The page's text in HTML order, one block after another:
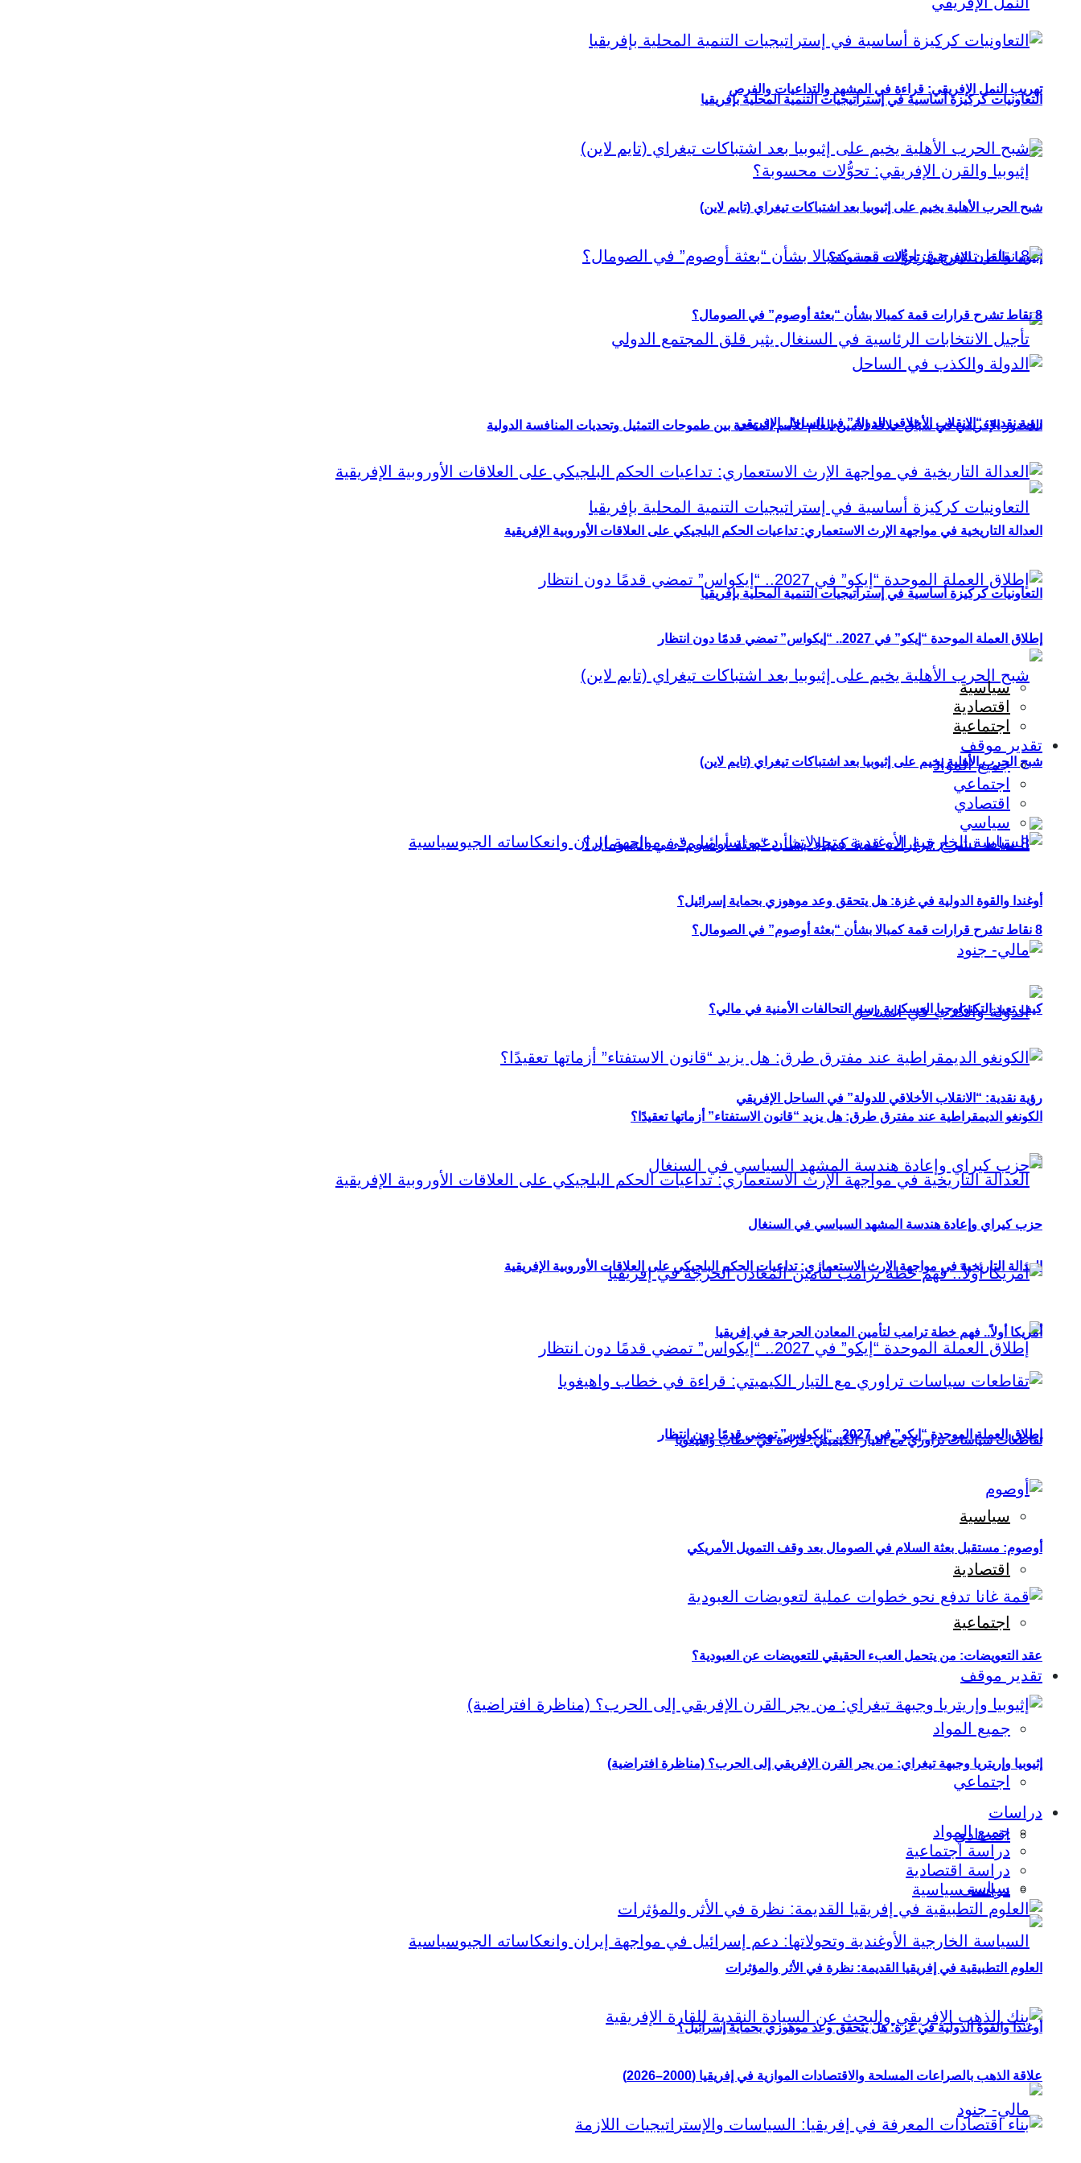
تهريب النمل الإفريقي: قراءة في المشهد والتداعيات والفرص
إثيوبيا والقرن الإفريقي: تحوُّلات محسوبة؟
الحضور الإفريقي في سباق خلافة الأمين العام للأمم المتحدة بين طموحات التمثيل وتحديات المنافسة الدولية
التعاونيات كركيزة أساسية في إستراتيجيات التنمية المحلية بإفريقيا
شبح الحرب الأهلية يخيم على إثيوبيا بعد اشتباكات تيغراي (تايم لاين)
8 نقاط تشرح قرارات قمة كمبالا بشأن “بعثة أوصوم” في الصومال؟
رؤية نقدية: “الانقلاب الأخلاقي للدولة” في الساحل الإفريقي
العدالة التاريخية في مواجهة الإرث الاستعماري: تداعيات الحكم البلجيكي على العلاقات الأوروبية الإفريقية
إطلاق العملة الموحدة “إيكو” في 2027.. “إيكواس” تمضي قدمًا دون انتظار
سياسية
اقتصادية
اجتماعية
تقدير موقف
جميع المواد
اجتماعي
اقتصادي
سياسي
أوغندا والقوة الدولية في غزة: هل يتحقق وعد موهوزي بحماية إسرائيل؟
التعاونيات كركيزة أساسية في إستراتيجيات التنمية المحلية بإفريقيا
شبح الحرب الأهلية يخيم على إثيوبيا بعد اشتباكات تيغراي (تايم لاين)
8 نقاط تشرح قرارات قمة كمبالا بشأن “بعثة أوصوم” في الصومال؟
رؤية نقدية: “الانقلاب الأخلاقي للدولة” في الساحل الإفريقي
العدالة التاريخية في مواجهة الإرث الاستعماري: تداعيات الحكم البلجيكي على العلاقات الأوروبية الإفريقية
إطلاق العملة الموحدة “إيكو” في 2027.. “إيكواس” تمضي قدمًا دون انتظار
سياسية
اقتصادية
اجتماعية
تقدير موقف
جميع المواد
اجتماعي
اقتصادي
سياسي
أوغندا والقوة الدولية في غزة: هل يتحقق وعد موهوزي بحماية إسرائيل؟
كيف تعيد التكنولوجيا العسكرية رسم التحالفات الأمنية في مالي؟
الكونغو الديمقراطية عند مفترق طرق: هل يزيد “قانون الاستفتاء” أزماتها تعقيدًا؟
حزب كيراي وإعادة هندسة المشهد السياسي في السنغال
أمريكا أولاً.. فهم خطة ترامب لتأمين المعادن الحرجة في إفريقيا
تقاطعات سياسات تراوري مع التيار الكيميتي: قراءة في خطاب واهيغويا
أوصوم: مستقبل بعثة السلام في الصومال بعد وقف التمويل الأمريكي
عقد التعويضات: من يتحمل العبء الحقيقي للتعويضات عن العبودية؟
إثيوبيا وإريتريا وجبهة تيغراي: من يجر القرن الإفريقي إلى الحرب؟ (مناظرة افتراضية)
دراسات
جميع المواد
دراسة اجتماعية
دراسة اقتصادية
دراسة سياسية
العلوم التطبيقية في إفريقيا القديمة: نظرة في الأثر والمؤثرات
علاقة الذهب بالصراعات المسلحة والاقتصادات الموازية في إفريقيا (2000–2026)